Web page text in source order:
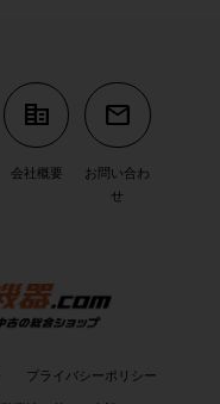
corporate_fare
会社概要
mail
お問い合わ
せ
プライバシーポリシー